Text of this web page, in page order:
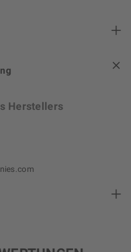
Herstellers